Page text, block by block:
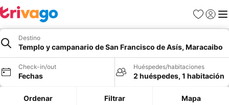
Favoritos
Iniciar
Destino
Templo y campanario de San Francisco de Asís, Maracaibo
Check-in/out
Fechas
Huéspedes/habitaciones
2 huéspedes, 1 habitación
Ordenar Filtrar Mapa